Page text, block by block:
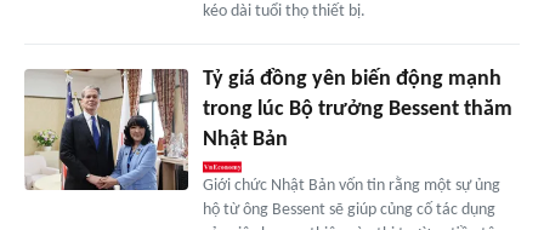
kéo dài tuổi thọ thiết bị.
Tỷ giá đồng yên biến động mạnh
trong lúc Bộ trưởng Bessent thăm
Nhật Bản
Giới chức Nhật Bản vốn tin rằng một sự ủng
hộ từ ông Bessent sẽ giúp củng cố tác dụng